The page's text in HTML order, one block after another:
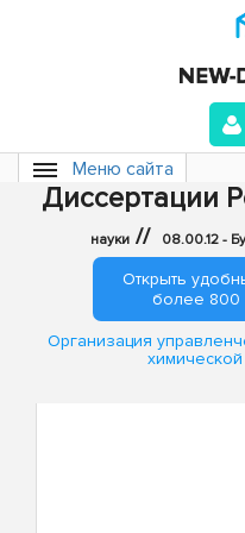
Меню сайта
Диссертации
науки // 08.00.12 -
Открыть
более 800
Организация